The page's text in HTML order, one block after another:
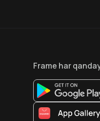
Frame har